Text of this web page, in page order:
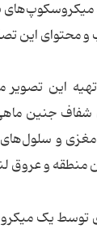
و محتوای این
تهیه این
شفاف جنین
و سلول‌های
و عروق
توسط یک